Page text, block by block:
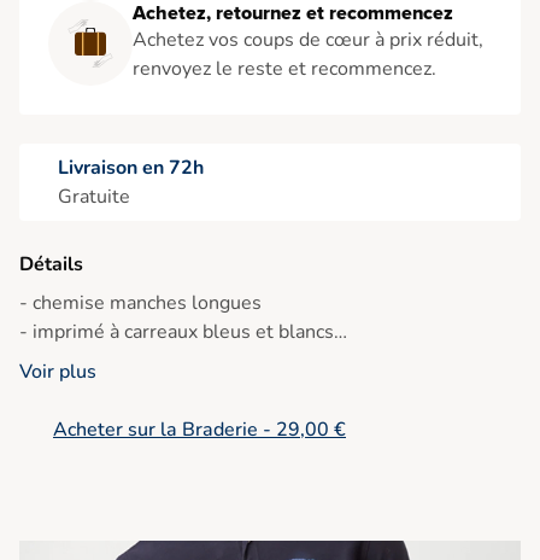
Achetez, retournez et recommencez
Achetez vos coups de cœur à prix réduit,
renvoyez le reste et recommencez.
Livraison en 72h
Gratuite
Détails
- chemise manches longues
- imprimé à carreaux bleus et blancs
Ref : RATCH
Voir plus
Acheter sur la Braderie - 29,00 €